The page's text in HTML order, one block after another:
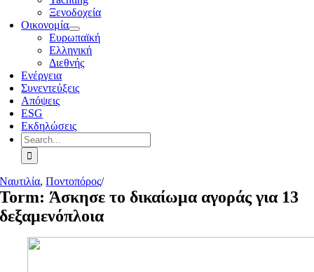
Ξενοδοχεία
Οικονομία
Ευρωπαϊκή
Ελληνική
Διεθνής
Ενέργεια
Συνεντεύξεις
Απόψεις
ESG
Εκδηλώσεις
Search
for:
Ναυτιλία,Ποντοπόρος/
Torm: Άσκησε το δικαίωμα αγοράς για 13
δεξαμενόπλοια